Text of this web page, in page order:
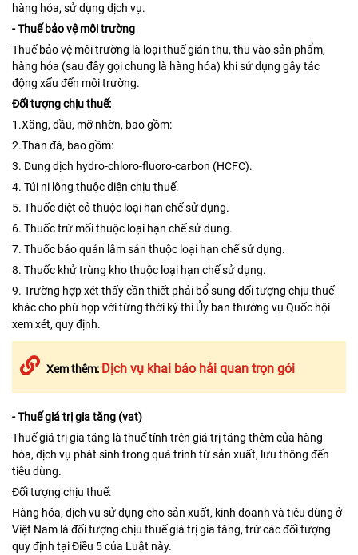
hàng hóa, sử dụng dịch vụ.
- Thuế bảo vệ môi trường
Thuế bảo vệ môi trường là loại thuế gián thu, thu vào sản phẩm,
hàng hóa (sau đây gọi chung là hàng hóa) khi sử dụng gây tác
động xấu đến môi trường.
Đối tượng chịu thuế:
1.Xăng, dầu, mỡ nhờn, bao gồm:
2.Than đá, bao gồm:
3. Dung dịch hydro-chloro-fluoro-carbon (HCFC).
4. Túi ni lông thuộc diện chịu thuế.
5. Thuốc diệt cỏ thuộc loại hạn chế sử dụng.
6. Thuốc trừ mối thuộc loại hạn chế sử dụng.
7. Thuốc bảo quản lâm sản thuộc loại hạn chế sử dụng.
8. Thuốc khử trùng kho thuộc loại hạn chế sử dụng.
9. Trường hợp xét thấy cần thiết phải bổ sung đối tượng chịu thuế
khác cho phù hợp với từng thời kỳ thì Ủy ban thường vụ Quốc hội
xem xét, quy định.
Xem thêm: Dịch vụ khai báo hải quan trọn gói
- Thuế giá trị gia tăng (vat)
Thuế giá trị gia tăng là thuế tính trên giá trị tăng thêm của hàng
hóa, dịch vụ phát sinh trong quá trình từ sản xuất, lưu thông đến
tiêu dùng.
Đối tượng chịu thuế:
Hàng hóa, dịch vụ sử dụng cho sản xuất, kinh doanh và tiêu dùng ở
Việt Nam là đối tượng chịu thuế giá trị gia tăng, trừ các đối tượng
quy định tại Điều 5 của Luật này.